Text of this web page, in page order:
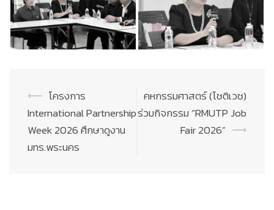
Post
navigation
⟵ โครงการ
International Partnership
Week 2026 ศึกษาดูงาน
มทร.พระนคร
คหกรรมศาสตร์ (โชติเวช)
ร่วมกิจกรรม “RMUTP Job
Fair 2026” ⟶